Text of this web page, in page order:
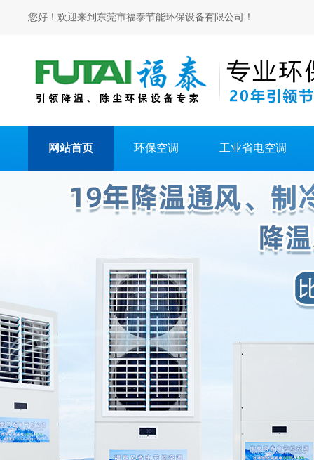
您好！欢迎来到东莞市福泰节能环保设备有限公司！
网站首页 环保空调 工业省电空调